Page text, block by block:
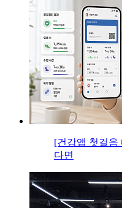
[건강앱 첫걸음
다면